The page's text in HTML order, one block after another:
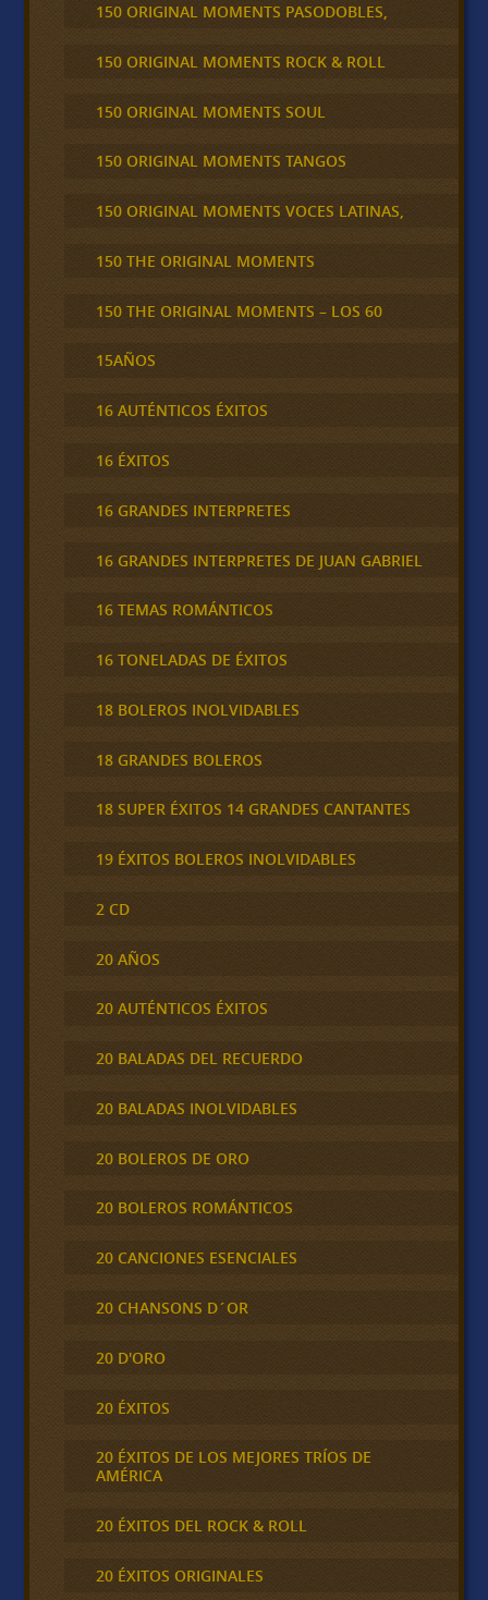
150 ORIGINAL MOMENTS PASODOBLES,
150 ORIGINAL MOMENTS ROCK & ROLL
150 ORIGINAL MOMENTS SOUL
150 ORIGINAL MOMENTS TANGOS
150 ORIGINAL MOMENTS VOCES LATINAS,
150 THE ORIGINAL MOMENTS
150 THE ORIGINAL MOMENTS – LOS 60
15AÑOS
16 AUTÉNTICOS ÉXITOS
16 ÉXITOS
16 GRANDES INTERPRETES
16 GRANDES INTERPRETES DE JUAN GABRIEL
16 TEMAS ROMÁNTICOS
16 TONELADAS DE ÉXITOS
18 BOLEROS INOLVIDABLES
18 GRANDES BOLEROS
18 SUPER ÉXITOS 14 GRANDES CANTANTES
19 ÉXITOS BOLEROS INOLVIDABLES
2 CD
20 AÑOS
20 AUTÉNTICOS ÉXITOS
20 BALADAS DEL RECUERDO
20 BALADAS INOLVIDABLES
20 BOLEROS DE ORO
20 BOLEROS ROMÁNTICOS
20 CANCIONES ESENCIALES
20 CHANSONS D´OR
20 D'ORO
20 ÉXITOS
20 ÉXITOS DE LOS MEJORES TRÍOS DE
AMÉRICA
20 ÉXITOS DEL ROCK & ROLL
20 ÉXITOS ORIGINALES